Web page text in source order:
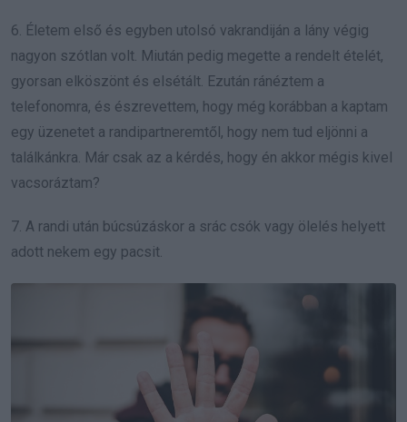
6. Életem első és egyben utolsó vakrandiján a lány végig
nagyon szótlan volt. Miután pedig megette a rendelt ételét,
gyorsan elköszönt és elsétált. Ezután ránéztem a
telefonomra, és észrevettem, hogy még korábban a kaptam
egy üzenetet a randipartneremtől, hogy nem tud eljönni a
találkánkra. Már csak az a kérdés, hogy én akkor mégis kivel
vacsoráztam?
7. A randi után búcsúzáskor a srác csók vagy ölelés helyett
adott nekem egy pacsit.